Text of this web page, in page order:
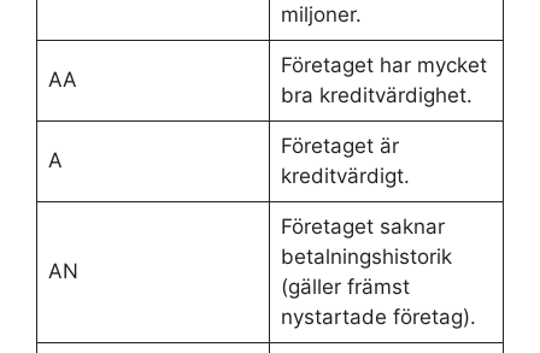
miljoner.
AA
Företaget har mycket
bra kreditvärdighet.
A
Företaget är
kreditvärdigt.
AN
Företaget saknar
betalningshistorik
(gäller främst
nystartade företag).